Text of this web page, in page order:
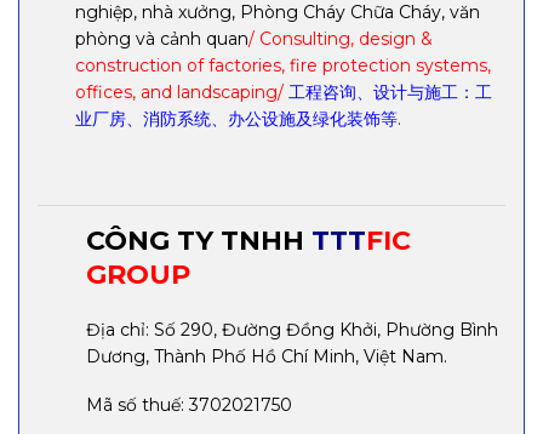
nghiệp, nhà xưởng, Phòng Cháy Chữa Cháy, văn
phòng và cảnh quan/ Consulting, design &
construction of factories, fire protection systems,
offices, and landscaping/ 工程咨询、设计与施工：工
业厂房、消防系统、办公设施及绿化装饰等.
CÔNG TY TNHH TTTFIC
GROUP
Địa chỉ: Số 290, Đường Đồng Khởi, Phường Bình
Dương, Thành Phố Hồ Chí Minh, Việt Nam.
Mã số thuế: 3702021750